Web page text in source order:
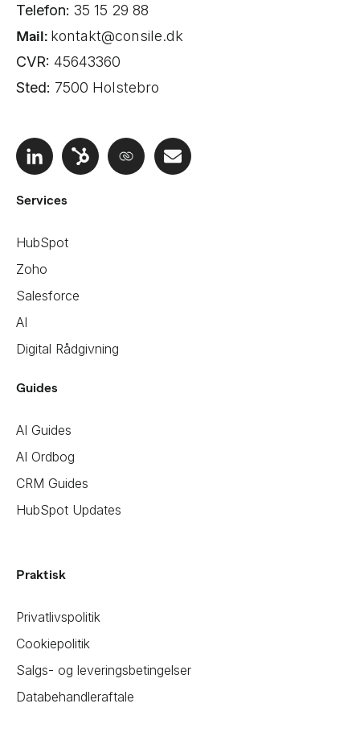
Telefon: 35 15 29 88
Mail: kontakt@consile.dk
CVR: 45643360
Sted: 7500 Holstebro
Services
HubSpot
Zoho
Salesforce
AI
Digital Rådgivning
Guides
AI Guides
AI Ordbog
CRM Guides
HubSpot Updates
Praktisk
Privatlivspolitik
Cookiepolitik
Salgs- og leveringsbetingelser
Databehandleraftale